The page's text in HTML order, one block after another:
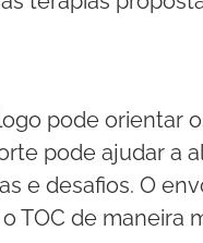
pode orientar
pode ajudar a
e desafios. O
TOC de maneira